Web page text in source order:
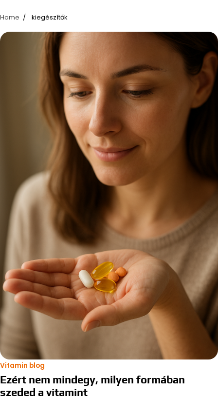
Home kiegészítők
Vitamin blog
Ezért nem mindegy, milyen formában
szeded a vitamint